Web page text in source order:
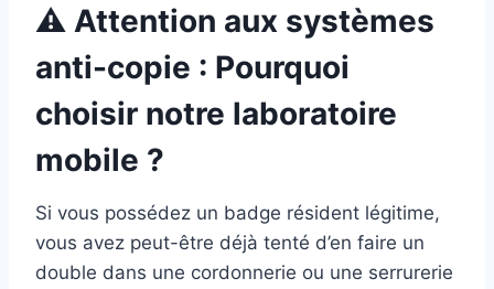
⚠️ Attention aux systèmes
anti-copie : Pourquoi
choisir notre laboratoire
mobile ?
Si vous possédez un badge résident légitime,
vous avez peut-être déjà tenté d’en faire un
double dans une cordonnerie ou une serrurerie